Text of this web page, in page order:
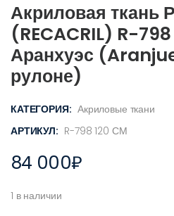
Акриловая ткань
(RECACRIL) R-
Аранхуэс
рулоне)
КАТЕГОРИЯ: Акриловые ткани
АРТИКУЛ: R-798 120 СМ
84 000₽
1 в наличии